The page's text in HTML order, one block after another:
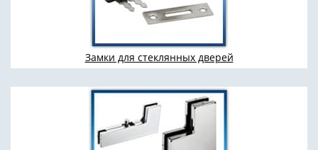
Замки для стеклянных дверей